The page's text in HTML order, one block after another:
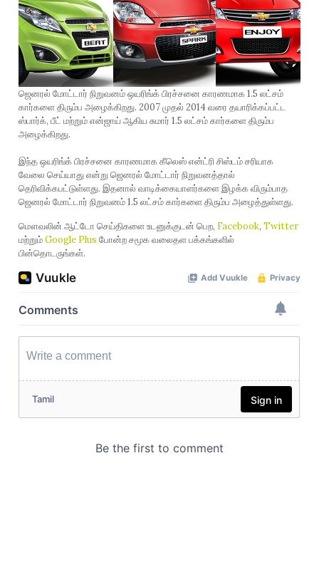
ஜெனரல் மோட்டார் நிறுவனம் ஒயரிங்க் பிரச்சனை காரணமாக 1.5 லட்சம்
கார்களை திரும்ப அழைக்கிறது. 2007 முதல் 2014 வரை தயாரிக்கப்பட்ட
ஸ்பார்க், பீட் மற்றும் என்ஜாய் ஆகிய சுமார் 1.5 லட்சம் கார்களை திரும்ப
அழைக்கிறது.
இந்த ஒயரிங்க் பிரச்சனை காரணமாக கீலெஸ் என்ட்ரி சிஸ்டம் சரியாக
வேலை செய்யாது என்று ஜெனரல் மோட்டார் நிறுவனத்தால்
தெரிவிக்கபட்டுள்ளது. இதனால் வாடிக்கையாளர்களை இழக்க விரும்பாத
ஜெனரல் மோட்டார் நிறுவனம் 1.5 லட்சம் கார்களை திரும்ப அழைத்துள்ளது.
மௌவலின் ஆட்டோ செய்திகளை உடனுக்குடன் பெற, Facebook, Twitter
மற்றும்Google Plus போன்ற சமூக வலைதள பக்கங்களில்
பின்தொடருங்கள்.